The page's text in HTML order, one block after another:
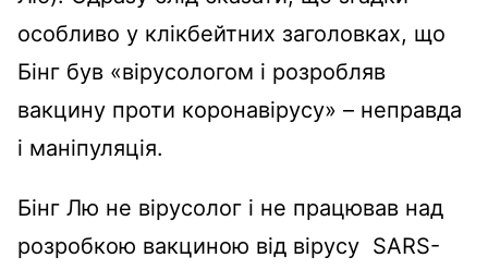
особливо у клікбейтних заголовках, що
Бінг був «вірусологом і розробляв
вакцину проти коронавірусу» – неправда
і маніпуляція.
Бінг Лю не вірусолог і не працював над
розробкою вакциною від вірусу SARS-